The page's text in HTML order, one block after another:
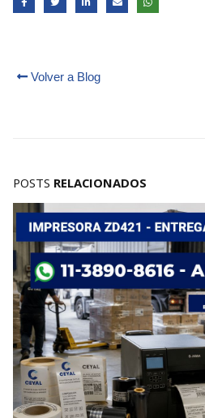
Volver a Blog
POSTS RELACIONADOS